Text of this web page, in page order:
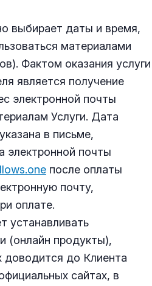
выбирает даты и время,
материалами
Фактом оказания услуги
является получение
электронной почты
Услуги. Дата
в письме,
электронной почты
после оплаты
почту,
оплате.
устанавливать
(онлайн продукты),
до Клиента
сайтах, в